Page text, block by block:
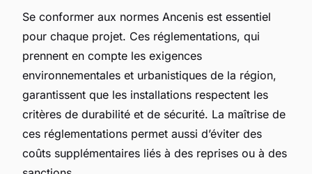
Se conformer aux normes Ancenis est essentiel
pour chaque projet. Ces réglementations, qui
prennent en compte les exigences
environnementales et urbanistiques de la région,
garantissent que les installations respectent les
critères de durabilité et de sécurité. La maîtrise de
ces réglementations permet aussi d’éviter des
coûts supplémentaires liés à des reprises ou à des